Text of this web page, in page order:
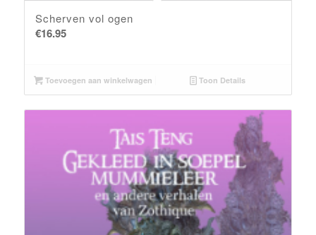
Scherven vol ogen
€16.95
Toevoegen aan winkelwagen Toon Details